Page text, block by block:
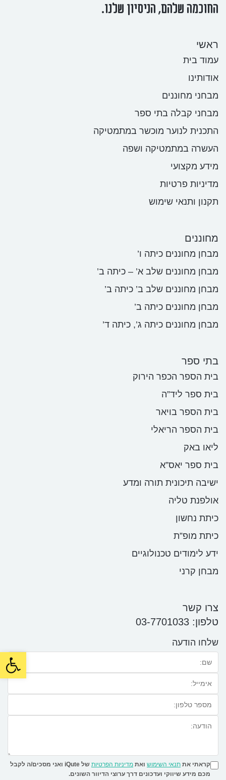
החוכמה שלהם, הניסיון שלנו.
ראשי
עמוד בית
אודותינו
מבחני מחוננים
מבחני קבלה בתי ספר
התכנית לנוער מוכשר במתמטיקה
העשרה במתמטיקה ושפה
מידע מקצועי
מדיניות פרטיות
תקנון ותנאי שימוש
מחוננים
מבחן מחוננים כיתה ו’
מבחן מחוננים שלב א’ – כיתה ב’
מבחן מחוננים שלב ב’ כיתה ב’
מבחן מחוננים כיתה ב’
מבחן מחוננים כיתה ג’, כיתה ד’
בתי ספר
בית הספר הכפר הירוק
בית ספר ליד”ה
בית הספר בויאר
בית הספר הריאלי
ליאו באק
בית ספר יאס”א
ישיבה תיכונית תורה ומדע
אולפנת טליה
כיתת נחשון
כיתת מופ”ת
ידע לימודים טכנולוגיים
מבחן קרני
צרו קשר
טלפון: 03-7701033
שלחו הודעה
קראתי את תנאי השימוש ואת מדיניות הפרטיות
של iQute ואני מסכים/ה לקבל
מכם מידע שיווקי ועדכונים דרך ערוצי הדיוור השונים.